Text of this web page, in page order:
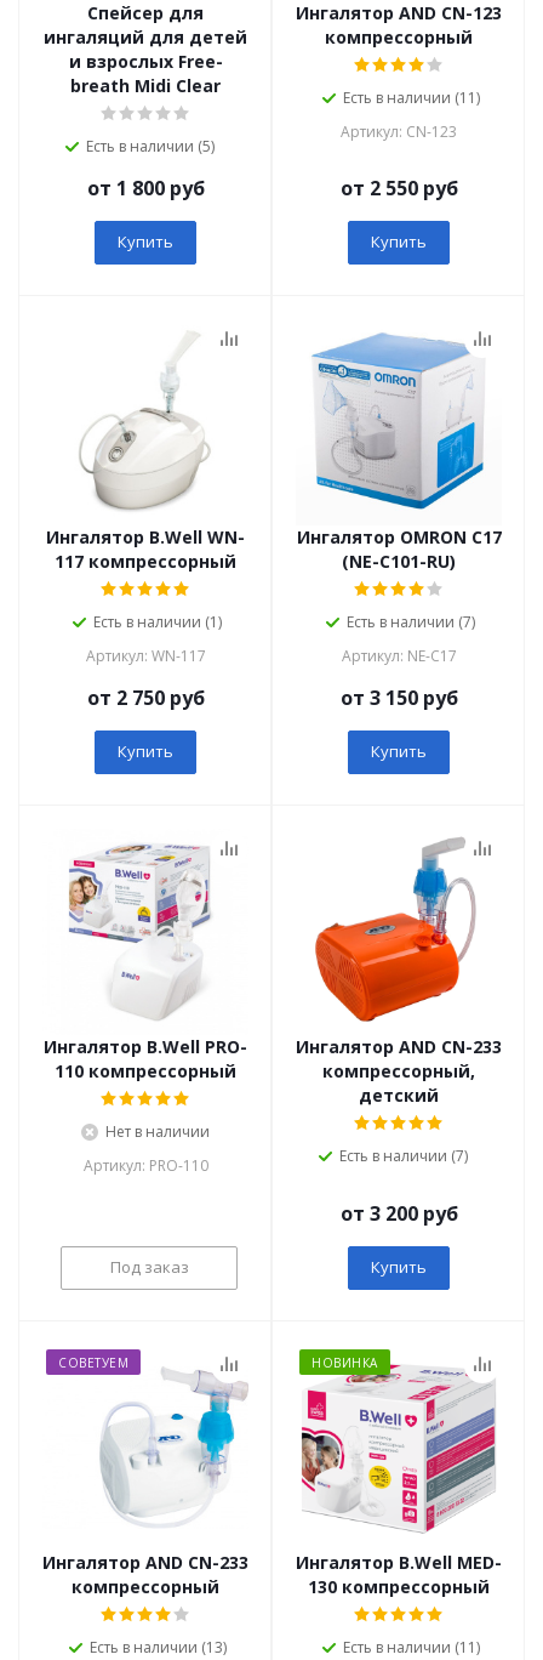
Спейсер для
ингаляций для детей
и взрослых Free-
breath Midi Clear
Есть в наличии (5)
от 1 800 руб
Купить
Ингалятор AND СN-123
компрессорный
Есть в наличии (11)
Артикул: СN-123
от 2 550 руб
Купить
Ингалятор B.Well WN-
117 компрессорный
Есть в наличии (1)
Артикул: WN-117
от 2 750 руб
Купить
Ингалятор OMRON C17
(NE-C101-RU)
Есть в наличии (7)
Артикул: NE-C17
от 3 150 руб
Купить
Ингалятор B.Well PRO-
110 компрессорный
Нет в наличии
Артикул: PRO-110
Под заказ
Ингалятор AND СN-233
компрессорный,
детский
Есть в наличии (7)
от 3 200 руб
Купить
СОВЕТУЕМ
Ингалятор AND СN-233
компрессорный
Есть в наличии (13)
НОВИНКА
Ингалятор B.Well MED-
130 компрессорный
Есть в наличии (11)